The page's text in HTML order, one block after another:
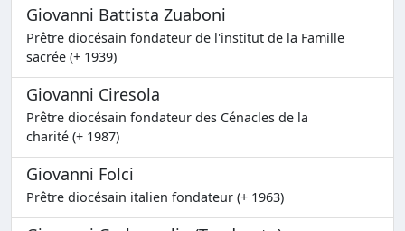
Giovanni Battista Zuaboni
Prêtre diocésain fondateur de l'institut de la Famille
sacrée (+ 1939)
Giovanni Ciresola
Prêtre diocésain fondateur des Cénacles de la
charité (+ 1987)
Giovanni Folci
Prêtre diocésain italien fondateur (+ 1963)